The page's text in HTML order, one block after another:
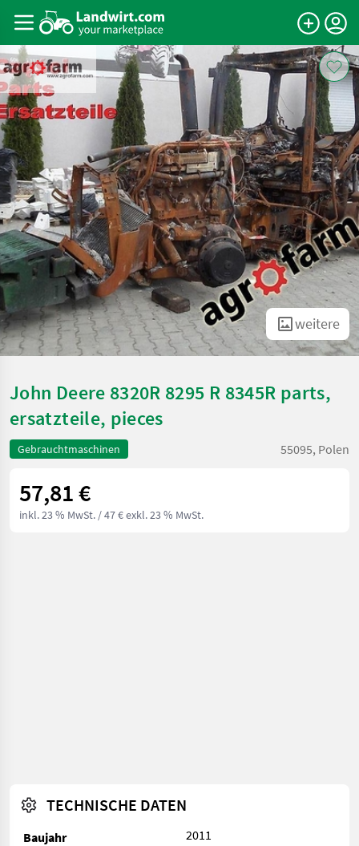
weitere
John Deere 8320R 8295 R 8345R parts,
ersatzteile, pieces
Gebrauchtmaschinen 55095, Polen
57,81 €
inkl. 23 % MwSt. / 47 € exkl. 23 % MwSt.
TECHNISCHE DATEN
Baujahr
2011